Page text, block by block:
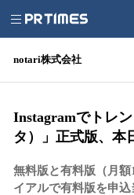
notari株式会社
Instagramでトレ
タ）」正式版、本
無料版と有料版（月
イアルで有料版を申込